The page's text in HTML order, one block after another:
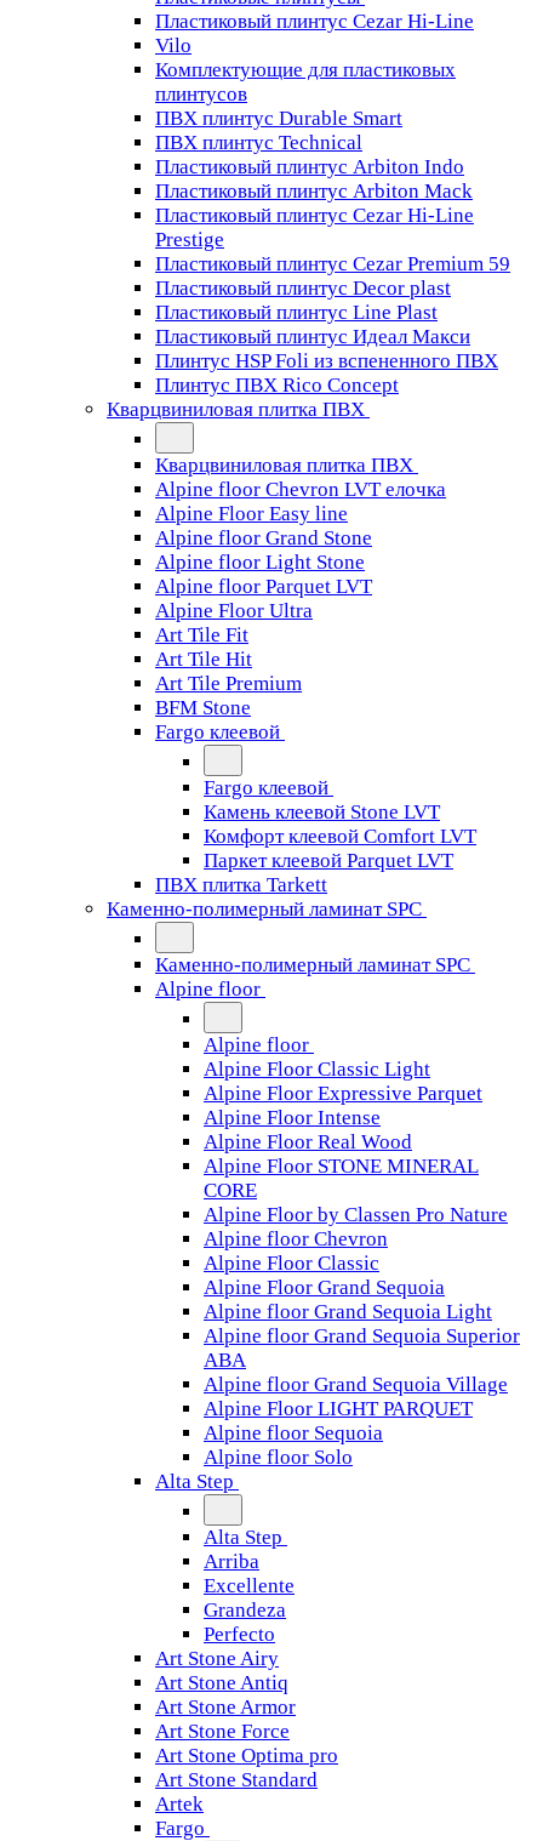
Пластиковый плинтус Cezar Hi-Line
Vilo
Комплектующие для пластиковых
плинтусов
ПВХ плинтус Durable Smart
ПВХ плинтус Technical
Пластиковый плинтус Arbiton Indo
Пластиковый плинтус Arbiton Mack
Пластиковый плинтус Cezar Hi-Line
Prestige
Пластиковый плинтус Cezar Premium 59
Пластиковый плинтус Decor plast
Пластиковый плинтус Line Plast
Пластиковый плинтус Идеал Макси
Плинтус HSP Foli из вспененного ПВХ
Плинтус ПВХ Rico Concept
Кварцвиниловая плитка ПВХ
Кварцвиниловая плитка ПВХ
Alpine floor Chevron LVT елочка
Alpine Floor Easy line
Alpine floor Grand Stone
Alpine floor Light Stone
Alpine floor Parquet LVT
Alpine Floor Ultra
Art Tile Fit
Art Tile Hit
Art Tile Premium
BFM Stone
Fargo клеевой
Fargo клеевой
Камень клеевой Stone LVT
Комфорт клеевой Comfort LVT
Паркет клеевой Parquet LVT
ПВХ плитка Tarkett
Каменно-полимерный ламинат SPC
Каменно-полимерный ламинат SPC
Alpine floor
Alpine floor
Alpine Floor Classic Light
Alpine Floor Expressive Parquet
Alpine Floor Intense
Alpine Floor Real Wood
Alpine Floor STONE MINERAL
CORE
Alpine Floor by Classen Pro Nature
Alpine floor Chevron
Alpine Floor Classic
Alpine Floor Grand Sequoia
Alpine floor Grand Sequoia Light
Alpine floor Grand Sequoia Superior
ABA
Alpine floor Grand Sequoia Village
Alpine Floor LIGHT PARQUET
Alpine floor Sequoia
Alpine floor Solo
Alta Step
Alta Step
Arriba
Excellente
Grandeza
Perfecto
Art Stone Airy
Art Stone Antiq
Art Stone Armor
Art Stone Force
Art Stone Optima pro
Art Stone Standard
Artek
Fargo